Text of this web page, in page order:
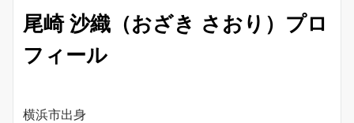
尾崎 沙織（おざき さおり）プロ
フィール
横浜市出身